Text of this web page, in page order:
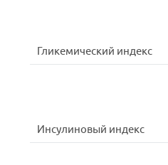
Гликемический индекс
Инсулиновый индекс